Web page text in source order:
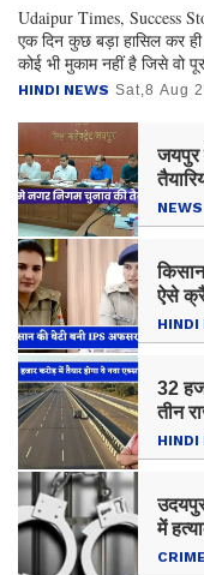
Udaipur Times, Success
एक दिन कुछ बड़ा हासिल कर
कोई भी मुकाम नहीं है जिसे
HINDI NEWS Sat,8 Aug
जयपुर
NEWS
ऐसे
HINDI
32
तीन
गाड़‍ियां
HINDI
में
किया है
CRIME